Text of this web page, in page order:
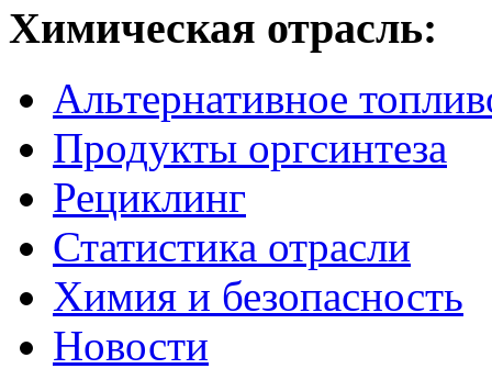
Химическая отрасль:
Альтернативное
Продукты оргсинтеза
Рециклинг
Статистика отрасли
Химия и безопасность
Новости